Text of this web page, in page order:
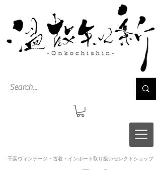
千葉ヴィンテージ・古着・インポート取り扱いセレクトショップ